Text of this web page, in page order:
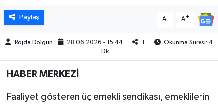
Paylaş A- A+
Rojda Dolgun 28.06.2026 - 15:44 1
Okunma Süresi: 4
Dk
HABER MERKEZİ
Faaliyet gösteren üç emekli sendikası, emeklilerin
MAGAZİN
ÖZEL HABER